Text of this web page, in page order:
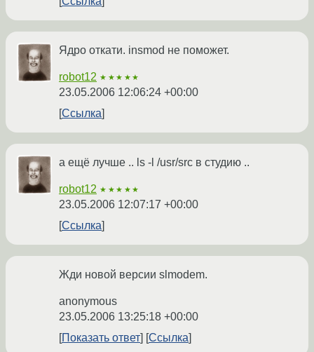
Ядро откати. insmod не поможет.
robot12 ★★★★★
23.05.2006 12:06:24 +00:00
Ссылка
а ещё лучше .. ls -l /usr/src в студию ..
robot12 ★★★★★
23.05.2006 12:07:17 +00:00
Ссылка
Жди новой версии slmodem.
anonymous
23.05.2006 13:25:18 +00:00
Показать ответ
Ссылка